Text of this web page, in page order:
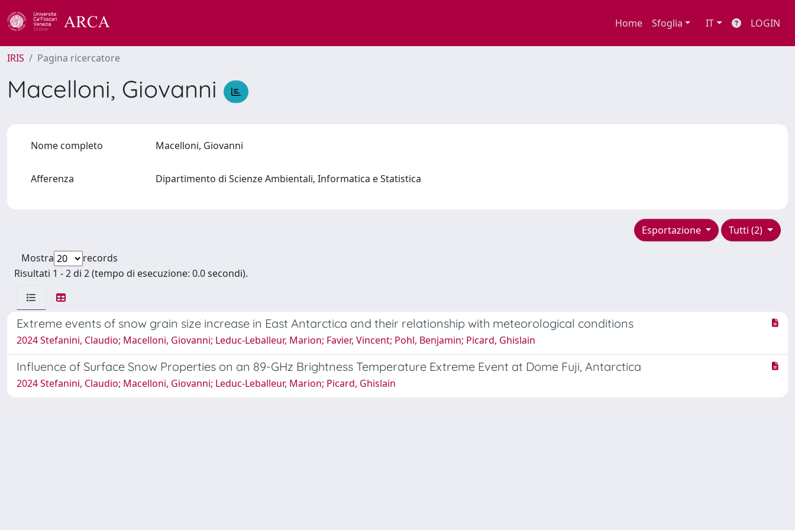
Home Sfoglia IT LOGIN
IRIS Pagina ricercatore
Macelloni, Giovanni
Nome completo Macelloni, Giovanni
Afferenza Dipartimento di Scienze Ambientali, Informatica e Statistica
Tutti (2)
Esportazione
Mostra
records
Risultati 1 - 2 di 2 (tempo di esecuzione: 0.0 secondi).
Extreme events of snow grain size increase in East Antarctica and their relationship with meteorological conditions
2024 Stefanini, Claudio; Macelloni, Giovanni; Leduc-Leballeur, Marion; Favier, Vincent; Pohl, Benjamin; Picard, Ghislain
Influence of Surface Snow Properties on an 89-GHz Brightness Temperature Extreme Event at Dome Fuji, Antarctica
2024 Stefanini, Claudio; Macelloni, Giovanni; Leduc-Leballeur, Marion; Picard, Ghislain